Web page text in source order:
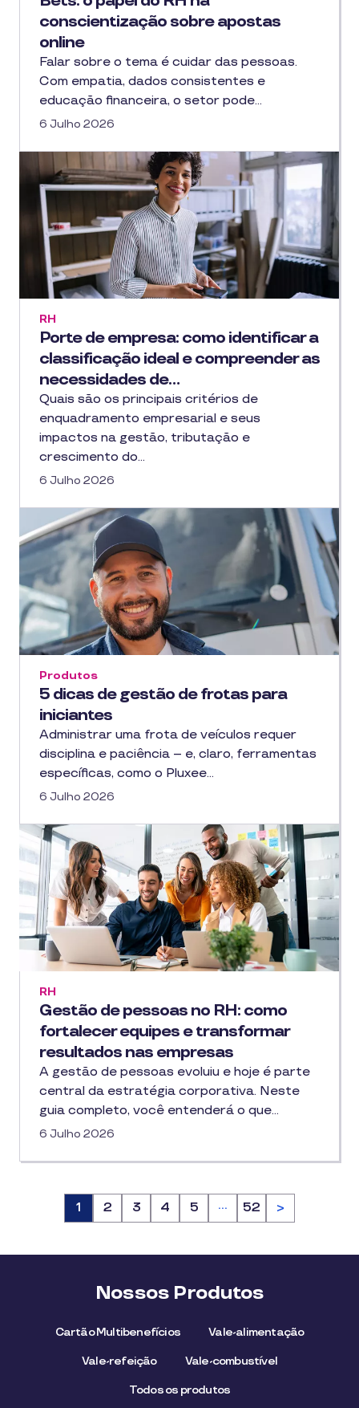
conscientização sobre apostas
online
Falar sobre o tema é cuidar das pessoas.
Com empatia, dados consistentes e
educação financeira, o setor pode…
6 Julho 2026
Porte de empresa: como identificar a
classificação ideal e compreender as
necessidades de…
RH
Quais são os principais critérios de
enquadramento empresarial e seus
impactos na gestão, tributação e
crescimento do…
6 Julho 2026
5 dicas de gestão de frotas para
iniciantes
Produtos
Administrar uma frota de veículos requer
disciplina e paciência – e, claro, ferramentas
específicas, como o Pluxee…
6 Julho 2026
Gestão de pessoas no RH: como
fortalecer equipes e transformar
resultados nas empresas
RH
A gestão de pessoas evoluiu e hoje é parte
central da estratégia corporativa. Neste
guia completo, você entenderá o que…
6 Julho 2026
Página
1 Página
2 Página
3 Página
4 Página
5 … Página
52 >
Nossos Produtos
Cartão Multibenefícios Vale-alimentação
Vale-refeição Vale-combustível
Todos os produtos